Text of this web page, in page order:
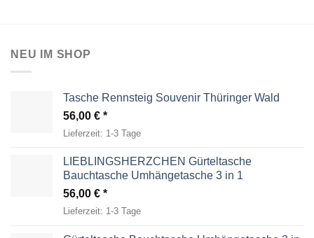
NEU IM SHOP
Tasche Rennsteig Souvenir Thüringer Wald
56,00 €
Lieferzeit: 1-3 Tage
LIEBLINGSHERZCHEN Gürteltasche
Bauchtasche Umhängetasche 3 in 1
56,00 €
Lieferzeit: 1-3 Tage